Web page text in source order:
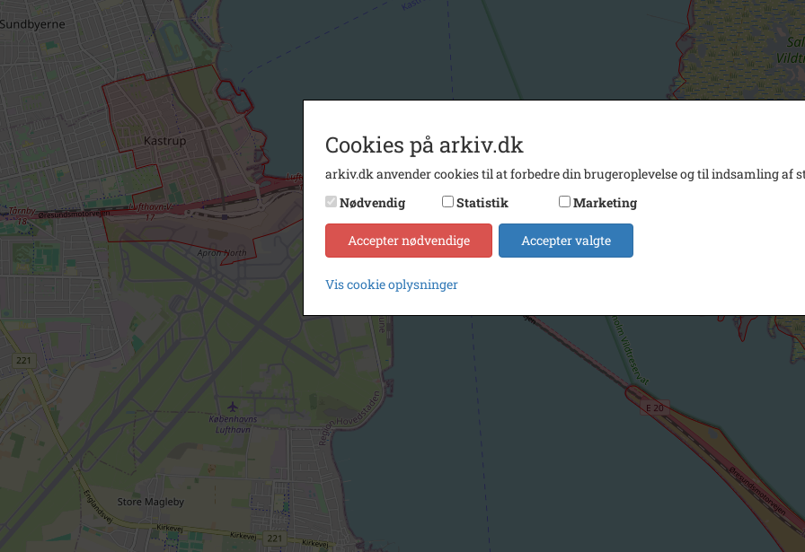
Cookies på arkiv.dk
arkiv.dk anvender cookies til at forbedre din brugeroplevelse og til indsamling af
Nødvendig
Statistik Marketing
Accepter nødvendige Accepter valgte
Vis cookie oplysninger